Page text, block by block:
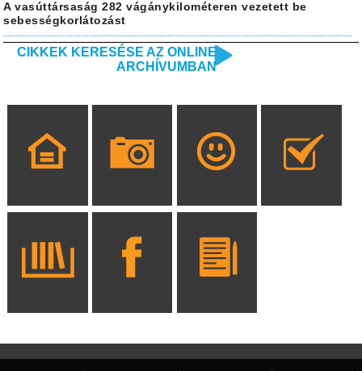
A vasúttársaság 282 vágánykilométeren vezetett be
sebességkorlátozást
CIKKEK KERESÉSE AZ ONLINE
ARCHÍVUMBAN